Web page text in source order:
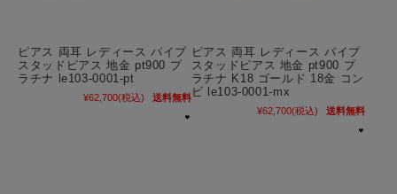
ピアス 両耳 レディース パイプ
スタッドピアス 地金 pt900 プ
ラチナ le103-0001-pt
¥62,700(税込) 送料無料
ピアス 両耳 レディース パイプ
スタッドピアス 地金 pt900 プ
ラチナ K18 ゴールド 18金 コン
ビ le103-0001-mx
¥62,700(税込) 送料無料